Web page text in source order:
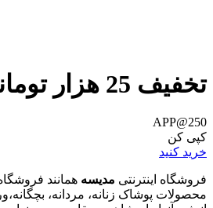
تخفیف 25 هزار تومانی اولین خرید از اپلیکیشن مدیسه
APP@250
کپی کن
خرید کنید
فروشگاه اینترنتی مدیسه همانند
محصولات پوشاک زنانه، مردانه،